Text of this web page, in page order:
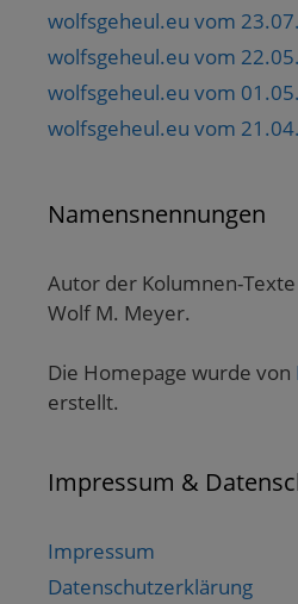
wolfsgeheul.eu vom
wolfsgeheul.eu vom
wolfsgeheul.eu vom
wolfsgeheul.eu vom
Namensnennungen
Autor der Kolumnen-
Wolf M. Meyer.
Die Homepage wurde von
erstellt.
Impressum &
Impressum
Datenschutzerklärung